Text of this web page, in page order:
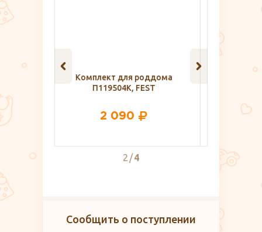
Клипса с картриджем от
комаров, Gardex Baby
354
2 4
Сообщить о поступлении